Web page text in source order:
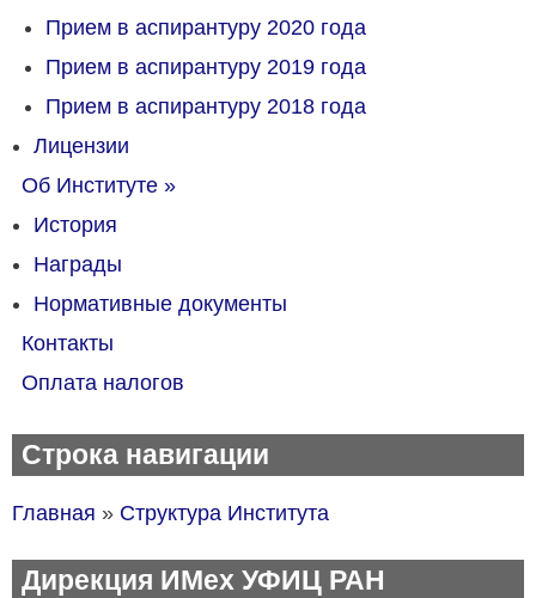
Прием в аспирантуру 2020 года
Прием в аспирантуру 2019 года
Прием в аспирантуру 2018 года
Лицензии
Об Институте »
История
Награды
Нормативные документы
Контакты
Оплата налогов
Строка навигации
Главная Структура Института
Дирекция ИМех УФИЦ РАН